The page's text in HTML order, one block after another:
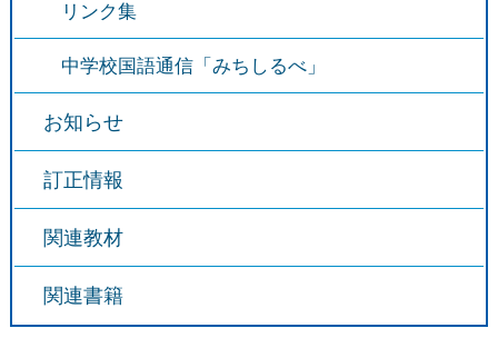
リンク集
中学校国語通信「みちしるべ」
お知らせ
訂正情報
関連教材
関連書籍